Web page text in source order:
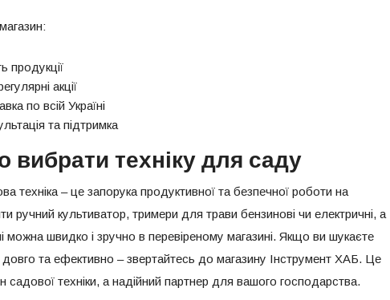
продукції
акції
по всій Україні
та підтримка
вибрати техніку для саду
техніка – це запорука продуктивної та безпечної роботи на
ручний культиватор, тримери для трави бензинові чи електричні, а
можна швидко і зручно в перевіреному магазині. Якщо ви шукаєте
довго та ефективно – звертайтесь до магазину Інструмент ХАБ. Це
садової техніки, а надійний партнер для вашого господарства.